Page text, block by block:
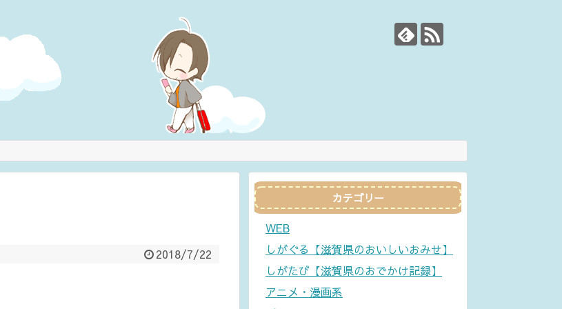
2018/7/22
カテゴリー
WEB
しがぐる【滋賀県のおいしいおみせ】
しがたび【滋賀県のおでかけ記録】
アニメ・漫画系